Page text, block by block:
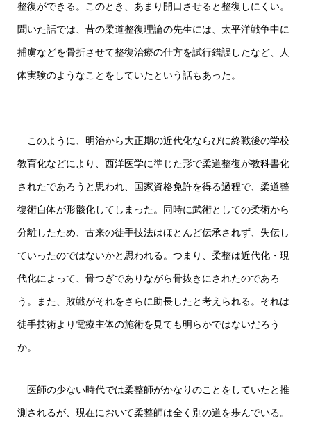
整復ができる。このとき、あまり開口させると整復しにくい。
聞いた話では、昔の柔道整復理論の先生には、太平洋戦争中に
捕虜などを骨折させて整復治療の仕方を試行錯誤したなど、人
体実験のようなことをしていたという話もあった。
このように、明治から大正期の近代化ならびに終戦後の学校
教育化などにより、西洋医学に準じた形で柔道整復が教科書化
されたであろうと思われ、国家資格免許を得る過程で、柔道整
復術自体が形骸化してしまった。同時に武術としての柔術から
分離したため、古来の徒手技法はほとんど伝承されず、失伝し
ていったのではないかと思われる。つまり、柔整は近代化・現
代化によって、骨つぎでありながら骨抜きにされたのであろ
う。また、敗戦がそれをさらに助長したと考えられる。それは
徒手技術より電療主体の施術を見ても明らかではないだろう
か。
医師の少ない時代では柔整師がかなりのことをしていたと推
測されるが、現在において柔整師は全く別の道を歩んでいる。